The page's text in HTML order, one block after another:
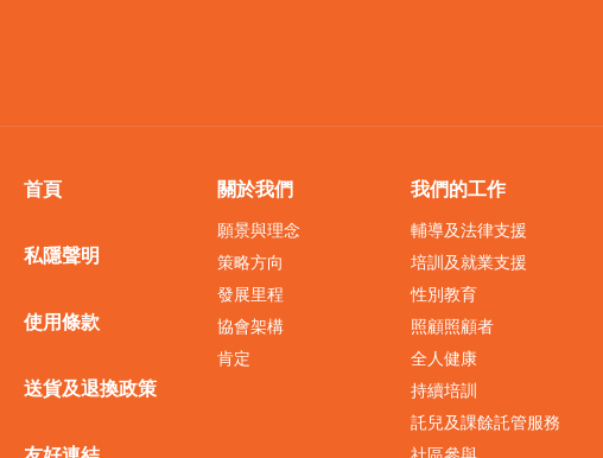
首頁
私隱聲明
使用條款
送貨及退換政策
關於我們
願景與理念
策略方向
發展里程
協會架構
肯定
我們的工作
輔導及法律支援
培訓及就業支援
性別教育
照顧照顧者
全人健康
持續培訓
託兒及課餘託管服務